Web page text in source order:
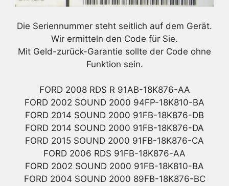
Die Seriennummer steht seitlich auf dem Gerät.
Wir ermitteln den Code für Sie.
Mit Geld-zurück-Garantie sollte der Code ohne
Funktion sein.
FORD 2008 RDS R 91AB-18K876-AA
FORD 2002 SOUND 2000 94FP-18K810-BA
FORD 2014 SOUND 2000 91FB-18K876-DB
FORD 2014 SOUND 2000 91FB-18K876-DA
FORD 2015 SOUND 2000 91FB-18K876-CA
FORD 2006 RDS 91FB-18K876-AA
FORD 2002 SOUND 2000 91FB-18K810-BA
FORD 2004 SOUND 2000 89FB-18K876-BC